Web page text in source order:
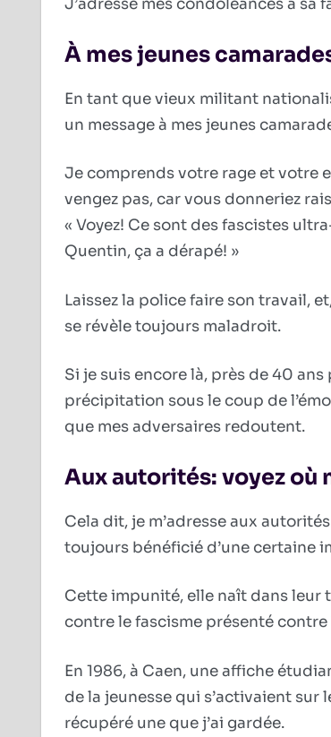
J’adresse mes condoléances à sa
À mes jeunes
En tant que vieux militant
un message à mes jeunes
Je comprends votre rage et votre
vengez pas, car vous donneriez
« Voyez! Ce sont des fascistes
Quentin, ça a dérapé! »
Laissez la police faire son travail,
se révèle toujours maladroit.
Si je suis encore là, près de 40 ans
précipitation sous le coup de
que mes adversaires redoutent.
Aux autorités: voyez
Cela dit, je m’adresse aux
toujours bénéficié d’une certaine
Cette impunité, elle naît dans leur
contre le fascisme présenté contre
En 1986, à Caen, une affiche
de la jeunesse qui s’activaient sur
récupéré une que j’ai gardée.